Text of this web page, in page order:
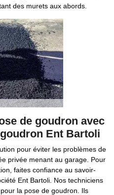
des murets aux abords.
de goudron avec
Ent Bartoli
pour éviter les problèmes de
privée menant au garage. Pour
faites confiance au savoir-
Ent Bartoli. Nos techniciens
la pose de goudron. Ils